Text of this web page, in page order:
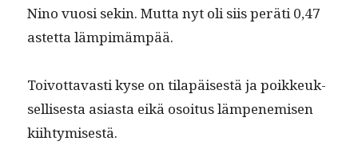
Nino vuosi sekin. Mut­ta nyt oli siis peräti 0,47
astet­ta lämpimämpää.
Toiv­ot­tavasti kyse on tilapäis­es­tä ja poikkeuk­
sel­lis­es­ta asi­as­ta eikä osoi­tus läm­pen­e­misen
kiihtymisestä.